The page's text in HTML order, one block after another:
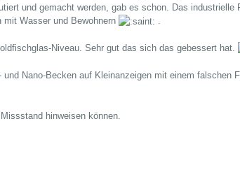
und gemacht werden, gab es schon. Das industrielle
Wasser und Bewohnern
Niveau. Sehr gut das sich das gebessert hat.
Nano-Becken auf Kleinanzeigen mit einem falschen
hinweisen können.